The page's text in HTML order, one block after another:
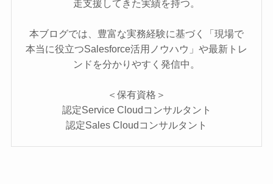
走支援してきた実績を持つ。
本ブログでは、豊富な実務経験に基づく「現場で
本当に役立つSalesforce活用ノウハウ」や最新トレ
ンドを分かりやすく発信中。
＜保有資格＞
認定Service Cloudコンサルタント
認定Sales Cloudコンサルタント